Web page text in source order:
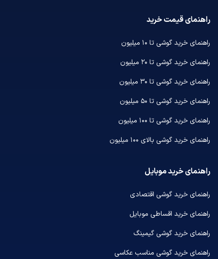
راهنمای قیمت خرید
راهنمای خرید گوشی تا ۱۰ میلیون
راهنمای خرید گوشی تا ۲۰ میلیون
راهنمای خرید گوشی تا ۳۰ میلیون
راهنمای خرید گوشی تا ۵۰ میلیون
راهنمای خرید گوشی تا ۱۰۰ میلیون
راهنمای خرید گوشی بالای ۱۰۰ میلیون
راهنمای خرید موبایل
راهنمای خرید گوشی اقتصادی
راهنمای خرید اقساطی موبایل
راهنمای خرید گوشی گیمینگ
راهنمای خرید گوشی مناسب عکاسی